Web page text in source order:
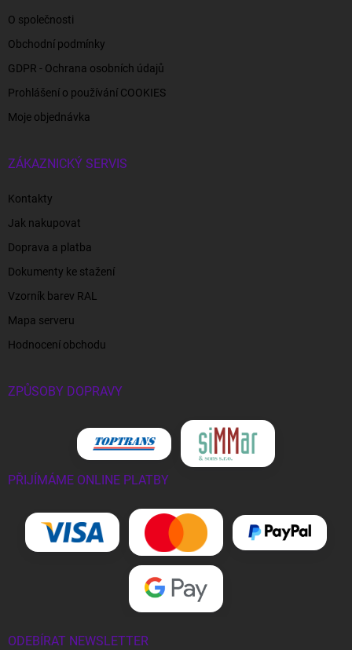
O společnosti
Obchodní podmínky
GDPR - Ochrana osobních údajů
Prohlášení o používání COOKIES
Moje objednávka
ZÁKAZNICKÝ SERVIS
Kontakty
Jak nakupovat
Doprava a platba
Dokumenty ke stažení
Vzorník barev RAL
Mapa serveru
Hodnocení obchodu
ZPŮSOBY DOPRAVY
PŘIJÍMÁME ONLINE PLATBY
ODEBÍRAT NEWSLETTER